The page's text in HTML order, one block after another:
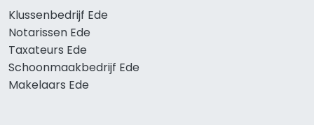
Klussenbedrijf Ede
Notarissen Ede
Taxateurs Ede
Schoonmaakbedrijf Ede
Makelaars Ede